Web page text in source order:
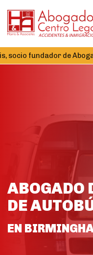
de Abogados Centro
ABOGADO
DE
EN